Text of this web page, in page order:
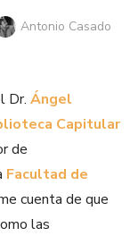
Autor
Antonio Casado
Dr. Ángel
Capitular
de
Facultad de
cuenta de que
las